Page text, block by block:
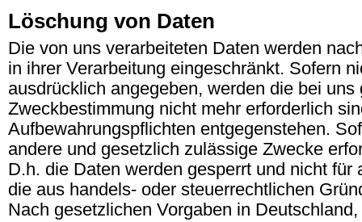
Löschung von Daten
Die von uns verarbeiteten Daten werden
in ihrer Verarbeitung eingeschränkt. Sofern
ausdrücklich angegeben, werden die bei
Zweckbestimmung nicht mehr erforderlich
Aufbewahrungspflichten entgegenstehen.
andere und gesetzlich zulässige Zwecke
D.h. die Daten werden gesperrt und nicht
die aus handels- oder steuerrechtlichen
Nach gesetzlichen Vorgaben in